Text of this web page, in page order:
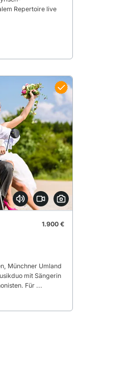
Repertoire live
1.900 €
Münchner Umland
mit Sängerin
Für ...